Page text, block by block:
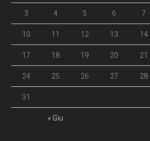
« Giu
3 4 5 6 7
10 11 12 13 14
17 18 19 20 21
24 25 26 27 28
31